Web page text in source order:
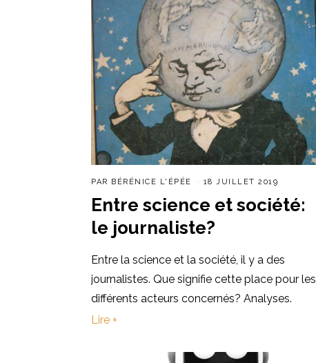
PAR BÉRÉNICE L'ÉPÉE 18 JUILLET 2019
Entre science et société:
le journaliste?
Entre la science et la société, il y a des
journalistes. Que signifie cette place pour les
différents acteurs concernés? Analyses.
Lire +